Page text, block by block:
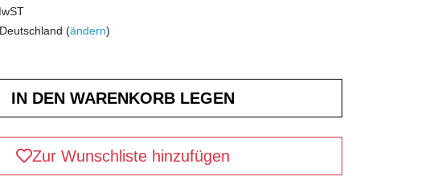
(ändern)
Zur Wunschliste hinzufügen